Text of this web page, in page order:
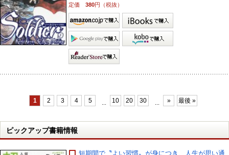
定価380円（税抜）
1 2 3 4 5 10 20 30 » 最後 »
ピックアップ書籍情報
短期間で〝よい習慣〟が身につき、人生が思い通